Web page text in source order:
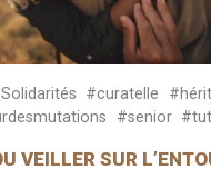
#curatelle
#senior
VEILLER SUR